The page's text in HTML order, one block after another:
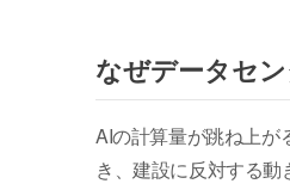
なぜデータセ
AIの計算量が跳ね上が
き、建設に反対する動